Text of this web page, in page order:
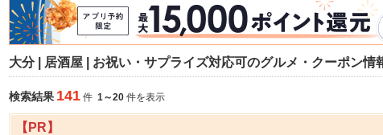
大分 | 居酒屋 | お祝い・サプライズ対応可のグルメ・クーポン情
検索結果 141 件 1～20 件を表示
【PR】